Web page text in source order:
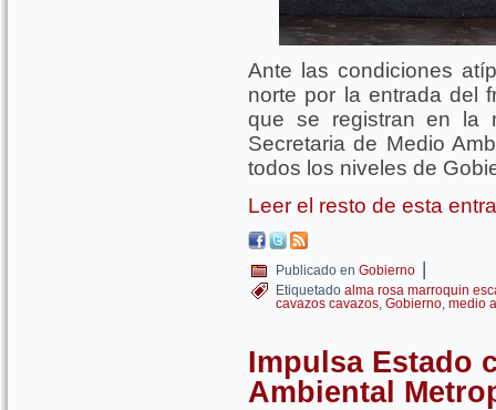
Ante las condiciones
norte por la entrada del
que se registran en la
Secretaria de Medio
todos los niveles de
Leer el resto de esta
Publicado en Gobierno |
Etiquetado alma rosa marroquin
cavazos cavazos, Gobierno, medio
Impulsa Estado
Ambiental